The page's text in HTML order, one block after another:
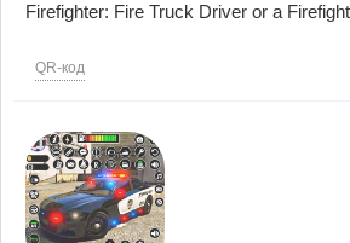
Firefighter: Fire Truck Driver or a
QR-код